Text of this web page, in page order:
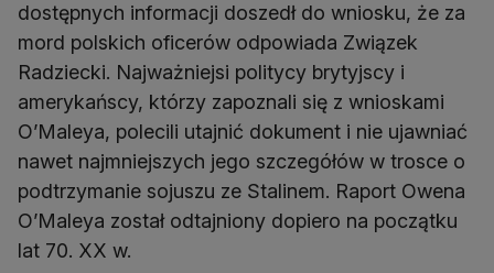
dostępnych informacji doszedł do wniosku, że za
mord polskich oficerów odpowiada Związek
Radziecki. Najważniejsi politycy brytyjscy i
amerykańscy, którzy zapoznali się z wnioskami
O’Maleya, polecili utajnić dokument i nie ujawniać
nawet najmniejszych jego szczegółów w trosce o
podtrzymanie sojuszu ze Stalinem. Raport Owena
O’Maleya został odtajniony dopiero na początku
lat 70. XX w.